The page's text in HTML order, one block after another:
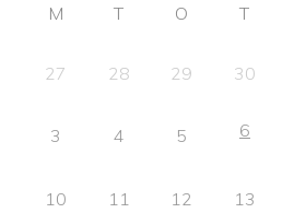
M T O T
27 28 29 30
3 4 5 6
10 11 12 13